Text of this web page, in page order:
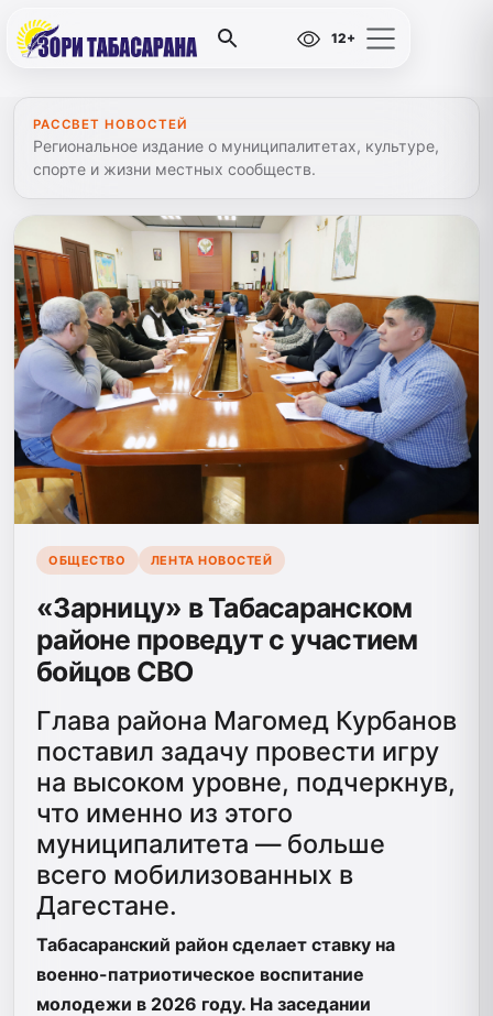
12+
РАССВЕТ НОВОСТЕЙ
Региональное издание о муниципалитетах, культуре,
спорте и жизни местных сообществ.
ОБЩЕСТВО ЛЕНТА НОВОСТЕЙ
«Зарницу» в Табасаранском
районе проведут с участием
бойцов СВО
Глава района Магомед Курбанов
поставил задачу провести игру
на высоком уровне, подчеркнув,
что именно из этого
муниципалитета — больше
всего мобилизованных в
Дагестане.
Табасаранский район сделает ставку на
военно-патриотическое воспитание
молодежи в 2026 году. На заседании